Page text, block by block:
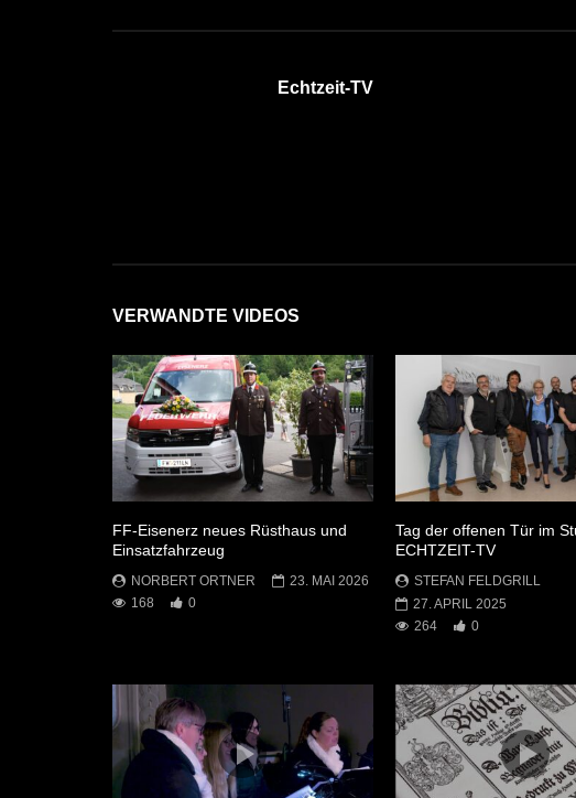
Echtzeit-TV
VERWANDTE VIDEOS
FF-Eisenerz neues Rüsthaus und
Einsatzfahrzeug
NORBERT ORTNER
23. MAI 2026
168
0
Tag der offenen Tür im
ECHTZEIT-TV
STEFAN FELDGRILL
27. APRIL 2025
264
0